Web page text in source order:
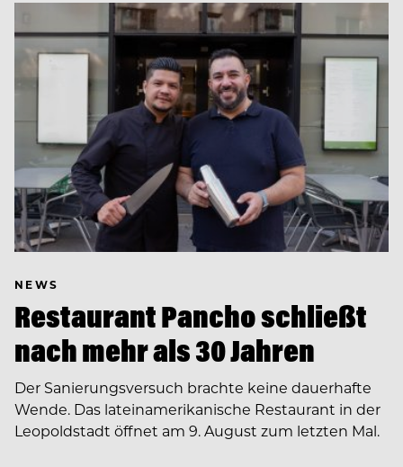
NEWS
Restaurant Pancho schließt
nach mehr als 30 Jahren
Der Sanierungsversuch brachte keine dauerhafte
Wende. Das lateinamerikanische Restaurant in der
Leopoldstadt öffnet am 9. August zum letzten Mal.